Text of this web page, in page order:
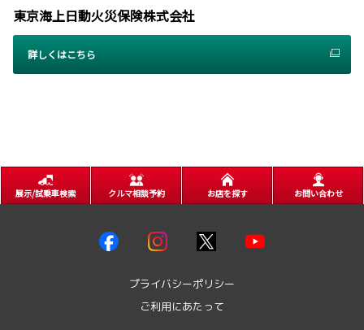
東京海上日動火災保険株式会社
詳しくはこちら
展示/試乗車検索 クルマ相談予約 お店を探す お問い合わせ
プライバシーポリシー
ご利用にあたって